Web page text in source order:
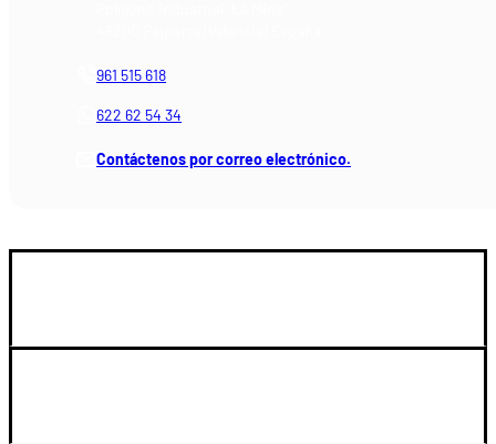
961 515 618
622 62 54 34
Contáctenos por correo electrónico.